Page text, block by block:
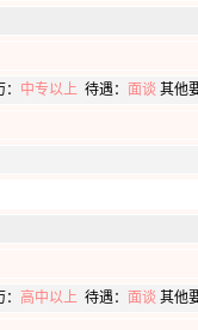
中专以上 待遇： 面谈 其他
高中以上 待遇： 面谈 其他